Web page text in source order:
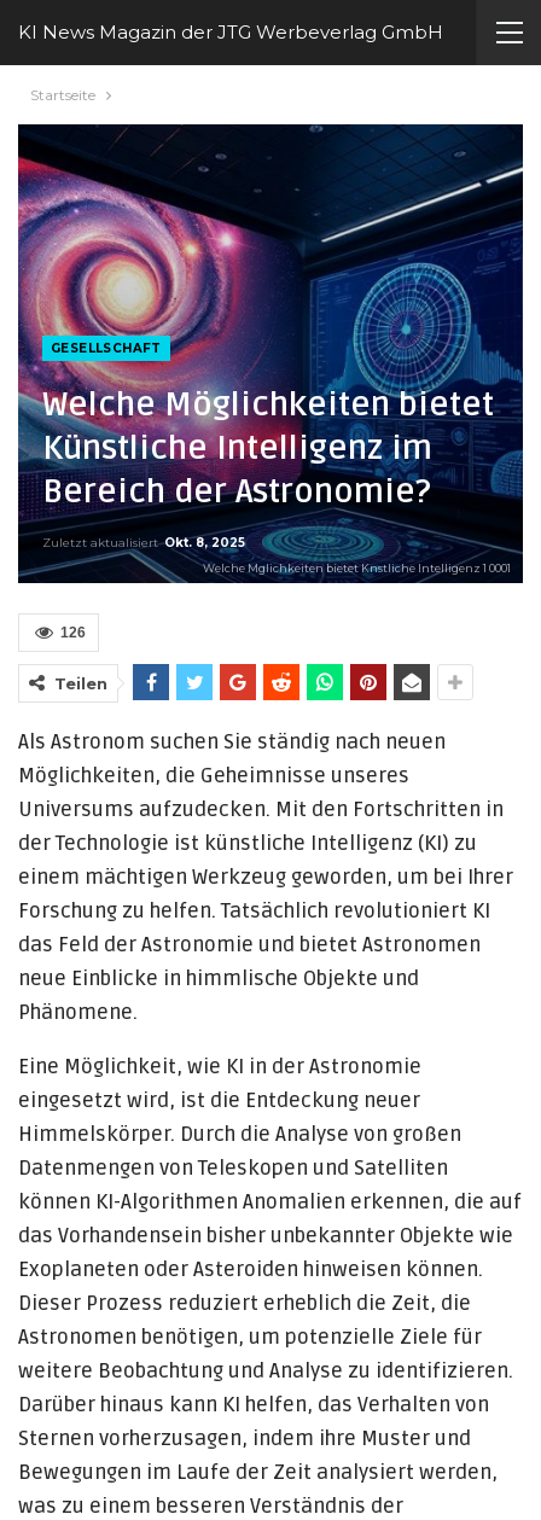
KI News Magazin der JTG Werbeverlag GmbH
Startseite
GESELLSCHAFT
Welche Möglichkeiten bietet
Künstliche Intelligenz im
Bereich der Astronomie?
Zuletzt aktualisiertOkt. 8, 2025
Welche Mglichkeiten bietet Knstliche Intelligenz 1 0001
126
Teilen
Als Astronom suchen Sie ständig nach neuen
Möglichkeiten, die Geheimnisse unseres
Universums aufzudecken. Mit den Fortschritten in
der Technologie ist künstliche Intelligenz (KI) zu
einem mächtigen Werkzeug geworden, um bei Ihrer
Forschung zu helfen. Tatsächlich revolutioniert KI
das Feld der Astronomie und bietet Astronomen
neue Einblicke in himmlische Objekte und
Phänomene.
Eine Möglichkeit, wie KI in der Astronomie
eingesetzt wird, ist die Entdeckung neuer
Himmelskörper. Durch die Analyse von großen
Datenmengen von Teleskopen und Satelliten
können KI-Algorithmen Anomalien erkennen, die auf
das Vorhandensein bisher unbekannter Objekte wie
Exoplaneten oder Asteroiden hinweisen können.
Dieser Prozess reduziert erheblich die Zeit, die
Astronomen benötigen, um potenzielle Ziele für
weitere Beobachtung und Analyse zu identifizieren.
Darüber hinaus kann KI helfen, das Verhalten von
Sternen vorherzusagen, indem ihre Muster und
Bewegungen im Laufe der Zeit analysiert werden,
was zu einem besseren Verständnis der